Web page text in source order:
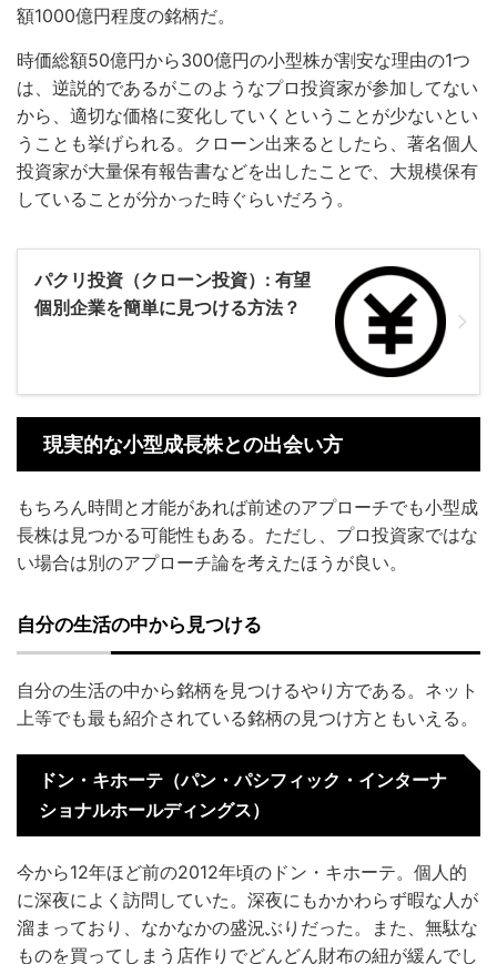
額1000億円程度の銘柄だ。
時価総額50億円から300億円の小型株が割安な理由の1つ
は、逆説的であるがこのようなプロ投資家が参加してない
から、適切な価格に変化していくということが少ないとい
うことも挙げられる。クローン出来るとしたら、著名個人
投資家が大量保有報告書などを出したことで、大規模保有
していることが分かった時ぐらいだろう。
パクリ投資（クローン投資）: 有望
個別企業を簡単に見つける方法？
現実的な小型成長株との出会い方
もちろん時間と才能があれば前述のアプローチでも小型成
長株は見つかる可能性もある。ただし、プロ投資家ではな
い場合は別のアプローチ論を考えたほうが良い。
自分の生活の中から見つける
自分の生活の中から銘柄を見つけるやり方である。ネット
上等でも最も紹介されている銘柄の見つけ方ともいえる。
ドン・キホーテ（パン・パシフィック・インターナ
ショナルホールディングス）
今から12年ほど前の2012年頃のドン・キホーテ。個人的
に深夜によく訪問していた。深夜にもかかわらず暇な人が
溜まっており、なかなかの盛況ぶりだった。また、無駄な
ものを買ってしまう店作りでどんどん財布の紐が緩んでし